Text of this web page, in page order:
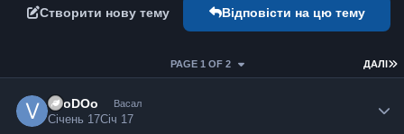
Створити нову тему Відповісти на цю тему
ДАЛІ
PAGE 1 OF 2
VooDOo Васал
Січень 17Січ 17